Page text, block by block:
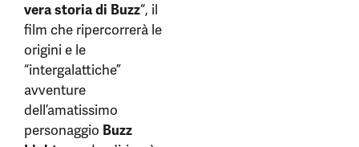
vera storia di Buzz“, il
film che ripercorrerà le
origini e le
“intergalattiche”
avventure
dell’amatissimo
personaggio Buzz